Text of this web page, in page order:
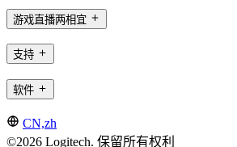
游戏直播两相宜
支持
软件
CN,zh
©2026 Logitech. 保留所有权利